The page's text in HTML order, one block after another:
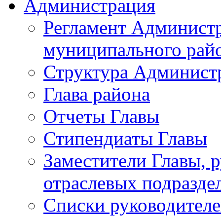
Администрация
Регламент
муниципального
Структура
Глава района
Отчеты Главы
Стипендиаты Главы
Заместители Главы,
отраслевых
Списки